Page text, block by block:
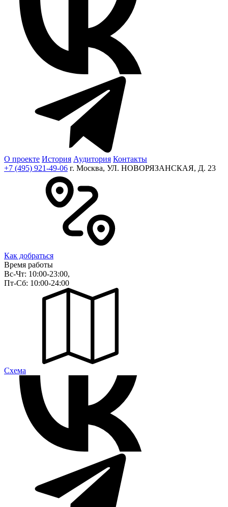
О проекте История Аудитория Контакты
+7 (495) 921-49-06 г. Москва, УЛ. НОВОРЯЗАНСКАЯ, Д. 23
Как добраться
Время работы
Вс-Чт: 10:00-23:00,
Пт-Сб: 10:00-24:00
Cхема